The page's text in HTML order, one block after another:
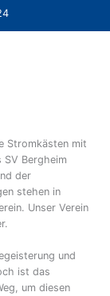
Stromkästen mit
Bergheim
der
stehen in
Unser Verein
und
ist das
um diesen